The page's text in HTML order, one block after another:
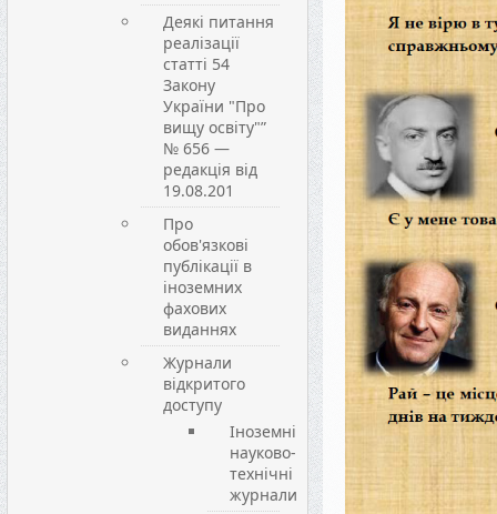
Деякі питання
реалізації
статті 54
Закону
України "Про
вищу освіту"”
№ 656 —
редакція від
19.08.201
Про
обов'язкові
публікації в
іноземних
фахових
виданнях
Журнали
відкритого
доступу
Іноземні
науково-
технічні
журнали